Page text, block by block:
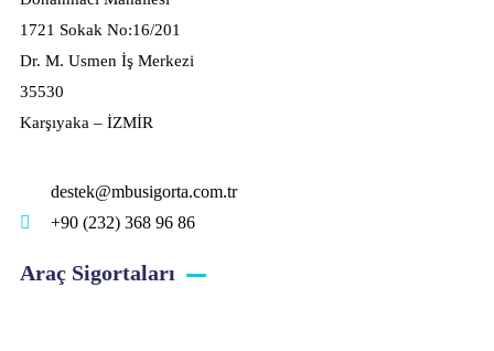
1721 Sokak No:16/201
Dr. M. Usmen İş Merkezi
35530
Karşıyaka – İZMİR
destek@mbusigorta.com.tr
+90 (232) 368 96 86
Araç Sigortaları